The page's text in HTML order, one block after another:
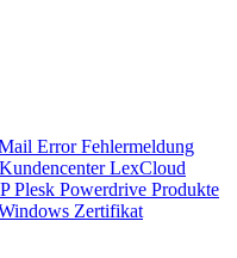
ErrorFehlermeldung
KundencenterLexCloud
Plesk Powerdrive Produkte
Zertifikat